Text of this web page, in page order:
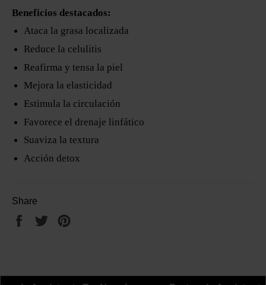
Beneficios destacados:
Ataca la grasa localizada
Reduce la celulitis
Reafirma y tensa la piel
Mejora la elasticidad
Estimula la circulación
Favorece el drenaje linfático
Suaviza la textura
Acción detox
Share
Share
Tweet